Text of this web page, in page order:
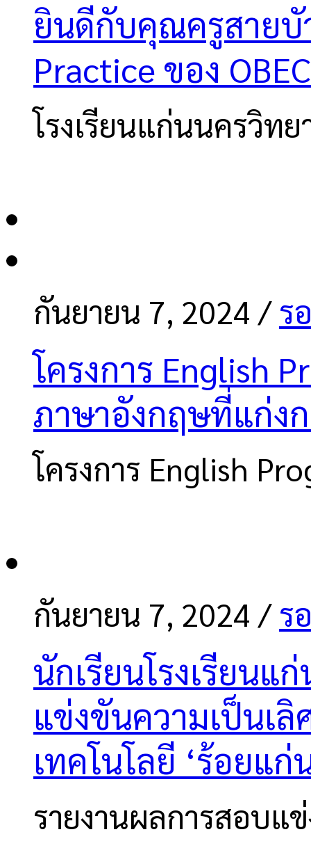
ยินดีกับคุณครูสายบั
Practice ของ
โรงเรียนแก่นนครวิท
กันยายน 7, 2024 / ร
โครงการ English
ภาษาอังกฤษที่แก่ง
โครงการ English
กันยายน 7, 2024 / ร
นักเรียนโรงเรียนแ
แข่งขันความเป็นเ
เทคโนโลยี ‘ร้อยแ
รายงานผลการสอบแ